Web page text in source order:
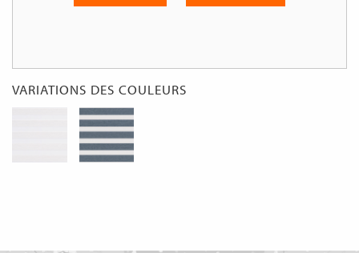
VARIATIONS DES COULEURS